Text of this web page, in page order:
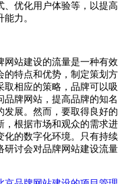
、优化用户体验等，以提高
力。
网站建设的流量是一种有效
的特点和优势，制定策划方
相应的策略，品牌可以吸
品牌网站，提高品牌的知名
发展。然而，要取得良好的
，根据市场和观众的需求进
化的数字化环境。只有持续
研讨会对品牌网站建设流量